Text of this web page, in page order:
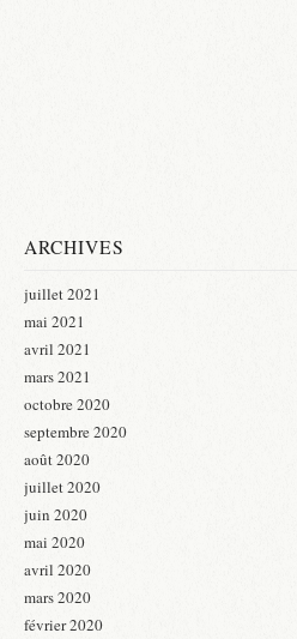
ARCHIVES
juillet 2021
mai 2021
avril 2021
mars 2021
octobre 2020
septembre 2020
août 2020
juillet 2020
juin 2020
mai 2020
avril 2020
mars 2020
février 2020